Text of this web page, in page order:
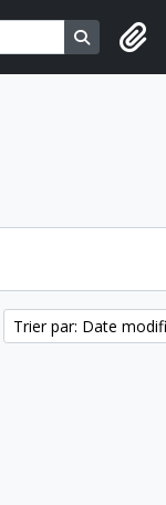
Search
Trier par: Date